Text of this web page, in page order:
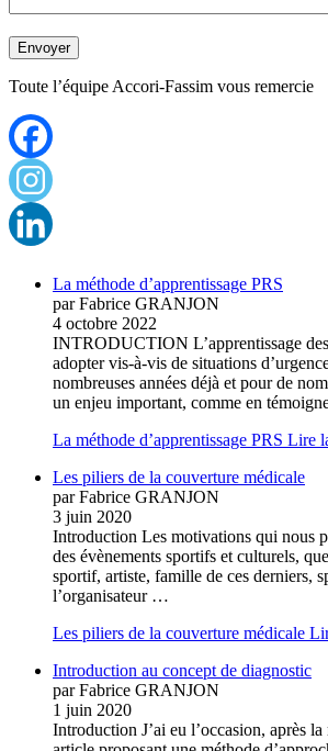
Toute l’équipe Accori-Fassim vous remercie
La méthode d’apprentissage PRS
par Fabrice GRANJON
4 octobre 2022
INTRODUCTION L’apprentissage
adopter vis-à-vis de situations
nombreuses années déjà et pour de
un enjeu important, comme en
La méthode d’apprentissage PRS Lire
Les piliers de la couverture médicale
par Fabrice GRANJON
3 juin 2020
Introduction Les motivations qui nous
des évènements sportifs et culturels,
sportif, artiste, famille de ces derniers,
l’organisateur …
Les piliers de la couverture médicale
Introduction au concept de diagnostic
par Fabrice GRANJON
1 juin 2020
Introduction J’ai eu l’occasion, après